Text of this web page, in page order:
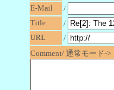
E-Mail
/
Title
/
URL
/
Comment/ 通常モード->